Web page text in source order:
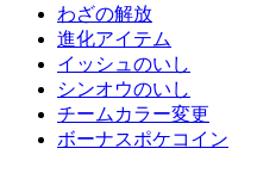
わざの解放
進化アイテム
イッシュのいし
シンオウのいし
チームカラー変更
ボーナスポケコイン